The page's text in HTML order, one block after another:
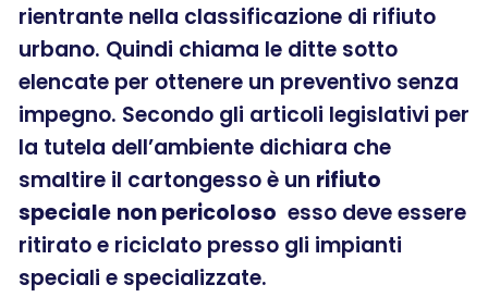
rientrante nella classificazione di rifiuto
urbano. Quindi chiama le ditte sotto
elencate per ottenere un preventivo senza
impegno. Secondo gli articoli legislativi per
la tutela dell’ambiente dichiara che
smaltire il cartongesso è un rifiuto
speciale non pericoloso esso deve essere
ritirato e riciclato presso gli impianti
speciali e specializzate.